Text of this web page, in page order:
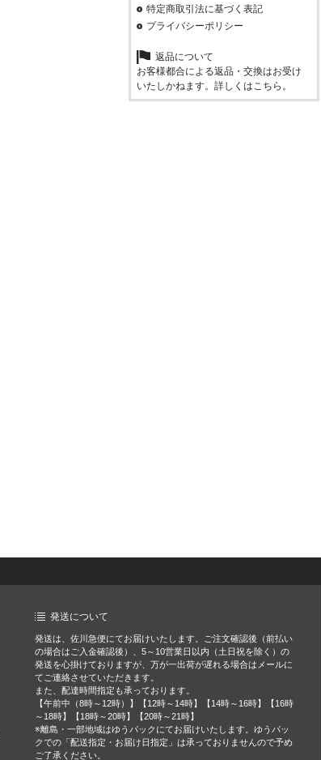
特定商取引法に基づく表記
プライバシーポリシー
返品について
お客様都合による返品・交換はお受け
いたしかねます。詳しくは こちら 。
発送について
発送は、佐川急便にてお届けいたします。ご注文確認後（前払い
の場合はご入金確認後）、5～10営業日以内（土日祝を除く）の
発送を心掛けておりますが、万が一出荷が遅れる場合はメールに
てご連絡させていただきます。
また、配達時間指定も承っております。
【午前中（8時～12時）】【12時～14時】【14時～16時】【16時
～18時】【18時～20時】【20時～21時】
※離島・一部地域はゆうパックにてお届けいたします。ゆうパッ
クでの「配送指定・お届け日指定」は承っておりませんので予め
ご了承ください。